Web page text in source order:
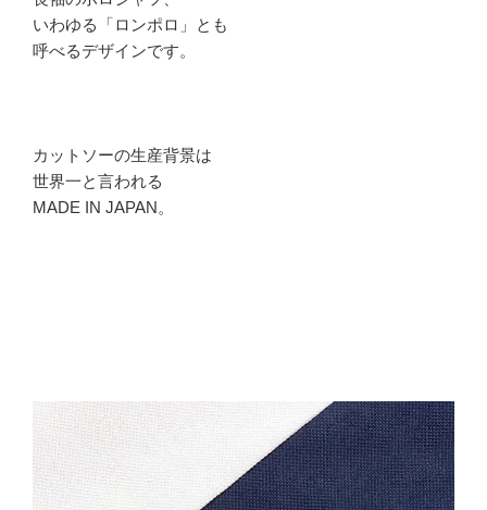
いわゆる「ロンポロ」とも
呼べるデザインです。
カットソーの生産背景は
世界一と言われる
MADE IN JAPAN。